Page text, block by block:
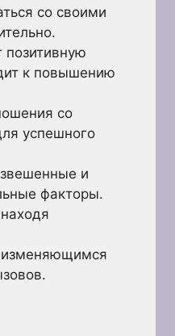
со своими
к повышению
со
успешного
и
факторы.
изменяющимся